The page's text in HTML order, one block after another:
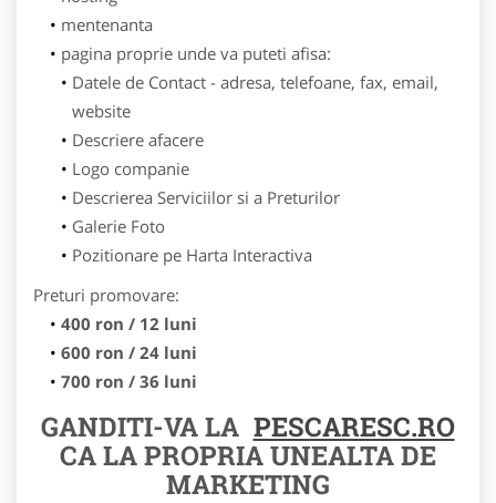
mentenanta
pagina proprie unde va puteti afisa:
Datele de Contact - adresa, telefoane, fax, email,
website
Descriere afacere
Logo companie
Descrierea Serviciilor si a Preturilor
Galerie Foto
Pozitionare pe Harta Interactiva
Preturi promovare:
400 ron / 12 luni
600 ron / 24 luni
700 ron / 36 luni
GANDITI-VA LA PESCARESC.RO
CA LA PROPRIA UNEALTA DE
MARKETING